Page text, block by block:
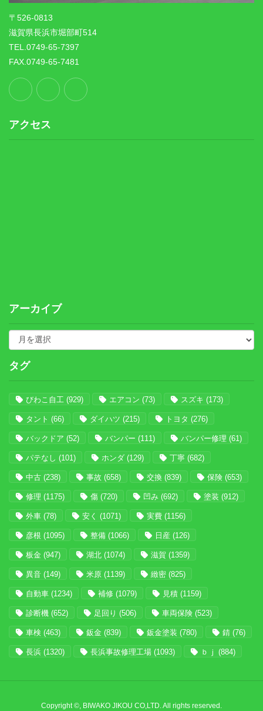
〒526-0813
滋賀県長浜市堀部町514
TEL.0749-65-7397
FAX.0749-65-7481
アクセス
アーカイブ
タグ
びわこ自工 (929) エアコン (73) スズキ (173)
タント (66) ダイハツ (215) トヨタ (276)
バックドア (52) バンパー (111) バンパー修理 (61)
パテなし (101) ホンダ (129) 丁寧 (682)
中古 (238) 事故 (658) 交換 (839) 保険 (653)
修理 (1175) 傷 (720) 凹み (692) 塗装 (912)
外車 (78) 安く (1071) 実費 (1156)
彦根 (1095) 整備 (1066) 日産 (126)
板金 (947) 湖北 (1074) 滋賀 (1359)
異音 (149) 米原 (1139) 緻密 (825)
自動車 (1234) 補修 (1079) 見積 (1159)
診断機 (652) 足回り (506) 車両保険 (523)
車検 (463) 鈑金 (839) 鈑金塗装 (780) 錆 (76)
長浜 (1320) 長浜事故修理工場 (1093) ｂｊ (884)
Copyright ©, BIWAKO JIKOU CO,LTD. All rights reserved.